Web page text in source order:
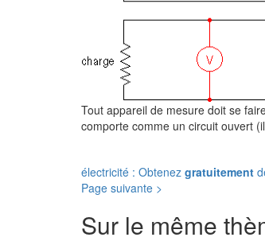
Tout appareil de mesure doit se
comporte comme un circuit ouvert
électricité : Obtenez gratuitement
Page suivante >
Sur le même